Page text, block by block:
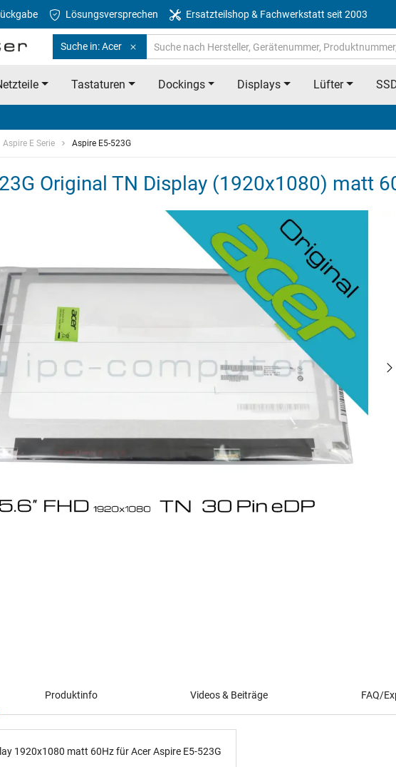
Lösungsversprechen Ersatzteilshop & Fachwerkstatt seit 2003
Suche in: Acer
Tastaturen Dockings Displays Lüfter
Aspire E Serie Aspire E5-523G
Original TN Display (1920x1080) matt
Produktinfo Videos & Beiträge FAQ/
1920x1080 matt 60Hz für Acer Aspire E5-523G